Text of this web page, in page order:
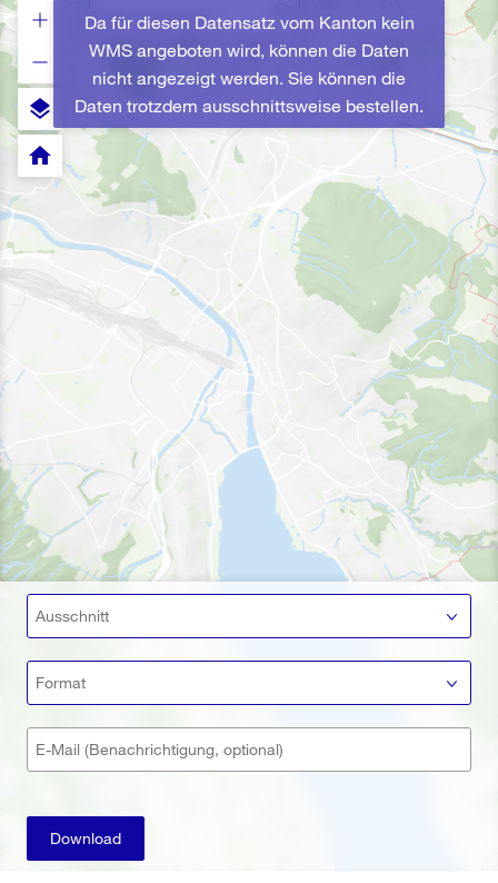
Da für diesen Datensatz vom Kanton kein
WMS angeboten wird, können die Daten
nicht angezeigt werden. Sie können die
Daten trotzdem ausschnittsweise bestellen.
layers
home
Ausschnitt
Format
E-Mail (Benachrichtigung, optional)
Download